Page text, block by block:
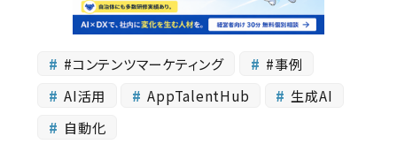
#コンテンツマーケティング
#事例
AI活用
AppTalentHub
生成AI
自動化